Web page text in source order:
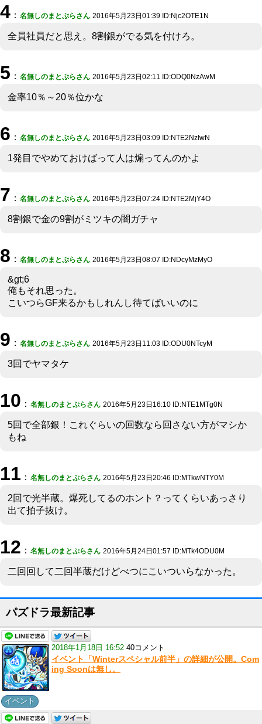
4 ： 名無しのまとぷらさん 2016年5月23日01:39 ID:Njc2OTE1N
全員社員だと思え。8割銀がでる気を付けろ。
5 ： 名無しのまとぷらさん 2016年5月23日02:11 ID:ODQ0NzAwM
金率10％～20％位かな
6 ： 名無しのまとぷらさん 2016年5月23日03:09 ID:NTE2NzIwN
1発目でやめておけばって人は煽ってんのかよ
7 ： 名無しのまとぷらさん 2016年5月23日07:24 ID:NTE2MjY4O
8割銀で金の9割がミツキの闇ガチャ
8 ： 名無しのまとぷらさん 2016年5月23日08:07 ID:NDcyMzMyO
&gt;6
俺もそれ思った。
こいつらGF来るかもしれんし待てばいいのに
9 ： 名無しのまとぷらさん 2016年5月23日11:03 ID:ODU0NTcyM
3回でヤマタケ
10 ： 名無しのまとぷらさん 2016年5月23日16:10 ID:NTE1MTg0N
5回で全部銀！これぐらいの回数なら回さない方がマシか
もね
11 ： 名無しのまとぷらさん 2016年5月23日20:46 ID:MTkwNTY0M
2回で光半蔵。爆死してるのホント？ってくらいあっさり
出て拍子抜け。
12 ： 名無しのまとぷらさん 2016年5月24日01:57 ID:MTk4ODU0M
二回回して二回半蔵だけどべつにこいついらなかった。
パズドラ最新記事
2018年1月18日 16:52 40コメント
イベント「Winterスペシャル前半」の詳細が公開。Com
ing Soonは無し。
イベント